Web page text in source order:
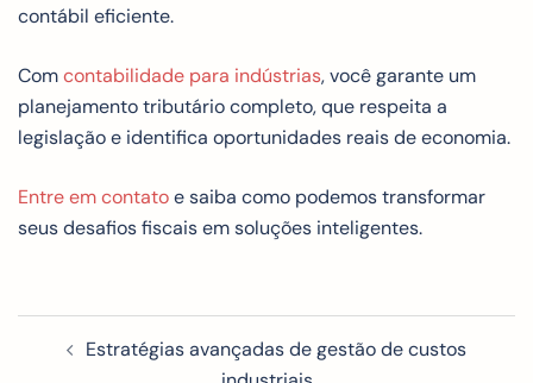
contábil eficiente.
Comcontabilidade para indústrias, você garante um
planejamento tributário completo, que respeita a
legislação e identifica oportunidades reais de economia.
Entre em contatoe saiba como podemos transformar
seus desafios fiscais em soluções inteligentes.
Estratégias avançadas de gestão de custos